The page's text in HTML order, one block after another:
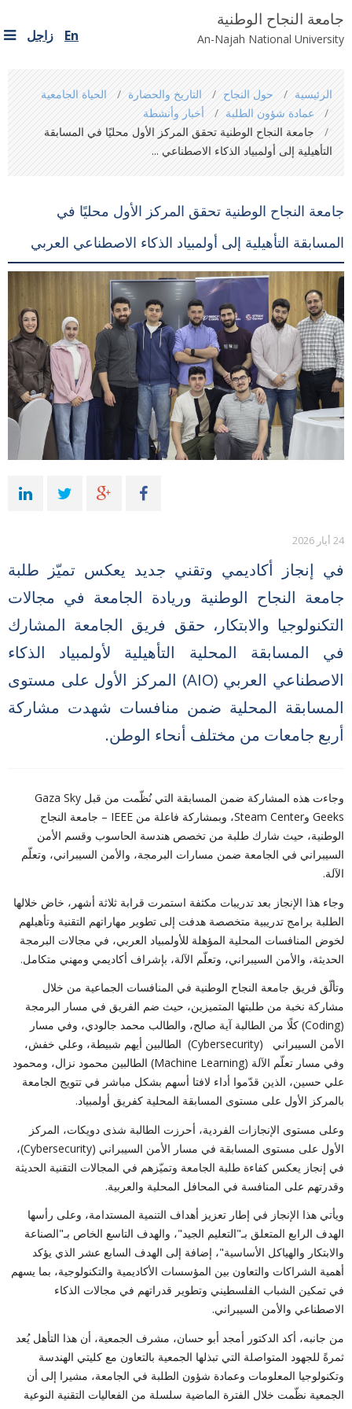
جامعة النجاح الوطنية
An-Najah National University
En زاجل
are
here
الرئيسية حول النجاح التاريخ والحضارة
الحياة الجامعية
عمادة شؤون الطلبة
أخبار وأنشطة
جامعة النجاح الوطنية تحقق المركز الأول محليًا في المسابقة
التأهيلية إلى أولمبياد الذكاء الاصطناعي ...
جامعة النجاح الوطنية تحقق المركز الأول محليًا في
المسابقة التأهيلية إلى أولمبياد الذكاء الاصطناعي العربي
24 أيار 2026
في إنجاز أكاديمي وتقني جديد يعكس تميّز طلبة
جامعة النجاح الوطنية وريادة الجامعة في مجالات
التكنولوجيا والابتكار، حقق فريق الجامعة المشارك
في المسابقة المحلية التأهيلية لأولمبياد الذكاء
الاصطناعي العربي (AIO) المركز الأول على مستوى
المسابقة المحلية ضمن منافسات شهدت مشاركة
أربع جامعات من مختلف أنحاء الوطن.
وجاءت هذه المشاركة ضمن المسابقة التي نُظّمت من قبل Gaza Sky
Geeks وSteam Center، وبمشاركة فاعلة من IEEE – جامعة النجاح
الوطنية، حيث شارك طلبة من تخصص هندسة الحاسوب وقسم الأمن
السيبراني في الجامعة ضمن مسارات البرمجة، والأمن السيبراني، وتعلّم
الآلة.
وجاء هذا الإنجاز بعد تدريبات مكثفة استمرت قرابة ثلاثة أشهر، خاض خلالها
الطلبة برامج تدريبية متخصصة هدفت إلى تطوير مهاراتهم التقنية وتأهيلهم
لخوض المنافسات المحلية المؤهلة للأولمبياد العربي، في مجالات البرمجة
الحديثة، والأمن السيبراني، وتعلّم الآلة، بإشراف أكاديمي ومهني متكامل.
وتألّق فريق جامعة النجاح الوطنية في المنافسات الجماعية من خلال
مشاركة نخبة من طلبتها المتميزين، حيث ضم الفريق في مسار البرمجة
(Coding) كلًا من الطالبة آية صالح، والطالب محمد جالودي، وفي مسار
الأمن السيبراني (Cybersecurity) الطالبين أيهم شبيطة، وعلي خفش،
وفي مسار تعلّم الآلة (Machine Learning) الطالبين محمود نزال، ومحمود
علي حسين، الذين قدّموا أداء لافتا أسهم بشكل مباشر في تتويج الجامعة
بالمركز الأول على مستوى المسابقة المحلية كفريق أولمبياد.
وعلى مستوى الإنجازات الفردية، أحرزت الطالبة شذى دويكات، المركز
الأول على مستوى المسابقة في مسار الأمن السيبراني (Cybersecurity)،
في إنجاز يعكس كفاءة طلبة الجامعة وتميّزهم في المجالات التقنية الحديثة
وقدرتهم على المنافسة في المحافل المحلية والعربية.
ويأتي هذا الإنجاز في إطار تعزيز أهداف التنمية المستدامة، وعلى رأسها
الهدف الرابع المتعلق بـ"التعليم الجيد"، والهدف التاسع الخاص بـ"الصناعة
والابتكار والهياكل الأساسية"، إضافة إلى الهدف السابع عشر الذي يؤكد
أهمية الشراكات والتعاون بين المؤسسات الأكاديمية والتكنولوجية، بما يسهم
في تمكين الشباب الفلسطيني وتطوير قدراتهم في مجالات الذكاء
الاصطناعي والأمن السيبراني.
من جانبه، أكد الدكتور أمجد أبو حسان، مشرف الجمعية، أن هذا التأهل يُعد
ثمرةً للجهود المتواصلة التي تبذلها الجمعية بالتعاون مع كليتي الهندسة
وتكنولوجيا المعلومات وعمادة شؤون الطلبة في الجامعة، مشيرا إلى أن
الجمعية نظّمت خلال الفترة الماضية سلسلة من الفعاليات التقنية النوعية